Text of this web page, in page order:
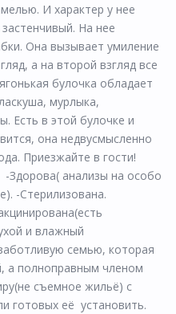
И характер у нее
На нее
Она вызывает умиление
а на второй взгляд все
булочка обладает
мурлыка,
Есть в этой булочке и
она недвусмысленно
Приезжайте в гости!
Здорова( анализы на особо
-Стерилизована.
и влажный
семью, которая
а полноправным членом
съемное жильё) с
готовых её установить.